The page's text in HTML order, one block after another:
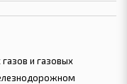
и газовых